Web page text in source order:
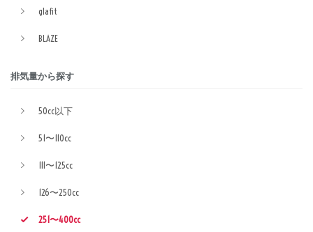
glafit
BLAZE
排気量から探す
50cc以下
51〜110cc
111〜125cc
126〜250cc
251〜400cc